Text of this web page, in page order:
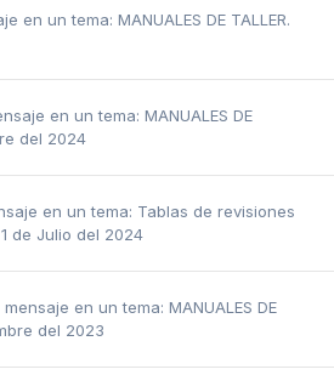
en un tema: MANUALES DE TALLER.
en un tema: MANUALES DE
del 2024
en un tema: Tablas de revisiones
1 de Julio del 2024
en un tema: MANUALES DE
del 2023